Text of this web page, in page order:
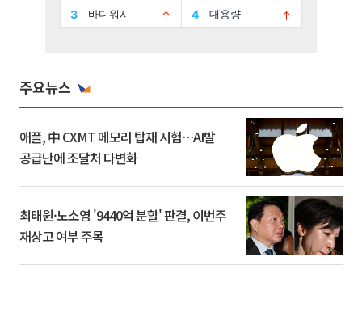
주요뉴스
애플, 中 CXMT 메모리 탑재 시험…AI발
공급난에 조달처 다변화
최태원·노소영 '9440억 분할' 판결, 이번주
재상고 여부 주목